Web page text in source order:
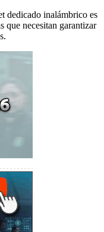
dedicado inalámbrico es
que necesitan garantizar